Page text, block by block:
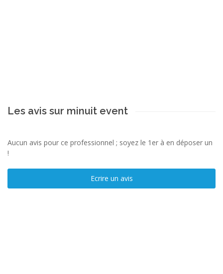
Les avis sur minuit event
Aucun avis pour ce professionnel ; soyez le 1er à en déposer un
!
Ecrire un avis